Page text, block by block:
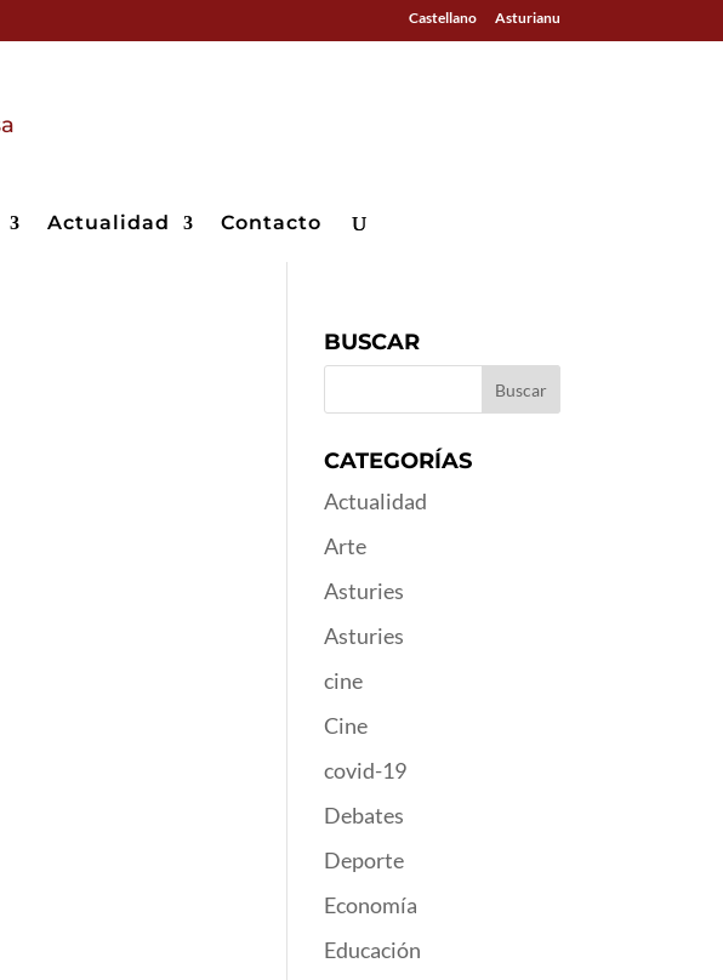
Castellano Asturianu
Actualidad Contacto
BUSCAR
CATEGORÍAS
Actualidad
Arte
Asturies
Asturies
cine
Cine
covid-19
Debates
Deporte
Economía
Educación